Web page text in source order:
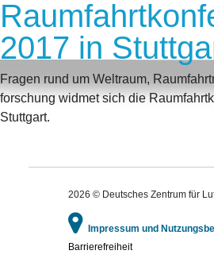
2017 in
Fragen rund um Weltraum,
forschung widmet sich die
Stuttgart.
2026 © Deutsches Zentrum für
Impressum und
Barrierefreiheit